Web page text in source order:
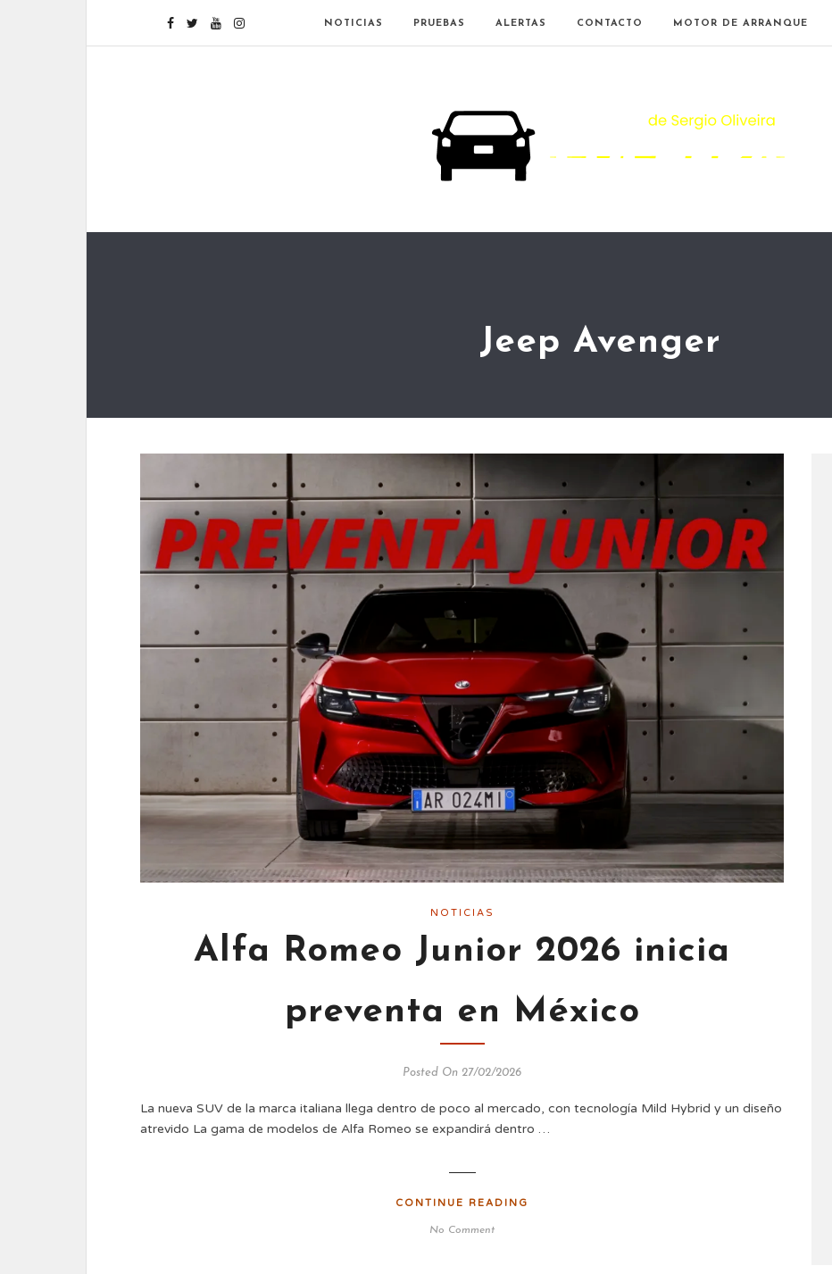
NOTICIAS PRUEBAS ALERTAS CONTACTO MOTOR DE ARRANQUE
Jeep Avenger
NOTICIAS
Alfa Romeo Junior 2026 inicia
preventa en México
Posted On 27/02/2026
La nueva SUV de la marca italiana llega dentro de poco al mercado, con tecnología Mild Hybrid y un diseño
atrevido La gama de modelos de Alfa Romeo se expandirá dentro …
CONTINUE READING
No Comment